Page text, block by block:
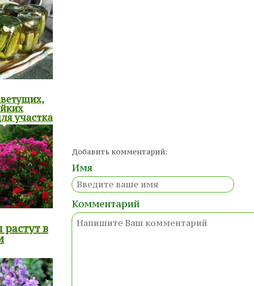
Добавить комментарий:
Имя
Комментарий
участка
в